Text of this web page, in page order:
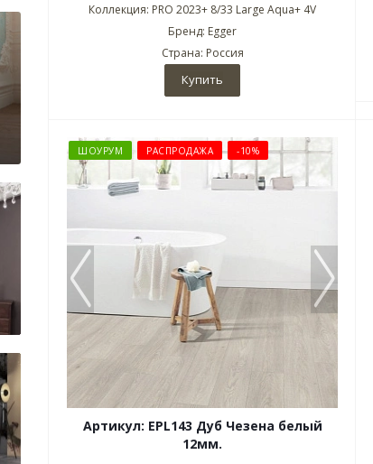
Коллекция: PRO 2023+ 8/33 Large Aqua+ 4V
Бренд: Egger
Страна: Россия
Купить
ШОУРУМ РАСПРОДАЖА -10%
Артикул: EPL143 Дуб Чезена белый
12мм.